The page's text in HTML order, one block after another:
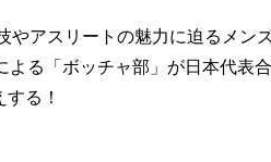
アスリートの魅力に迫るメン
る「ボッチャ部」が日本代表
る！